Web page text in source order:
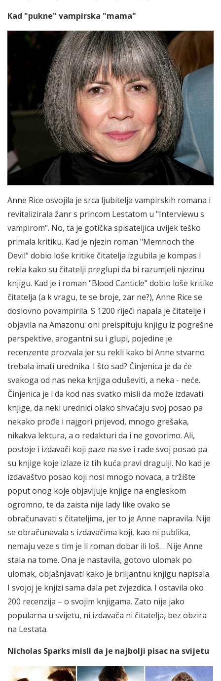
Kad "pukne" vampirska "mama"
Anne Rice osvojila je srca ljubitelja vampirskih romana i
revitalizirala žanr s princom Lestatom u "Interviewu s
vampirom". No, ta je gotička spisateljica uvijek teško
primala kritiku. Kad je njezin roman "Memnoch the
Devil“ dobio loše kritike čitatelja izgubila je kompas i
rekla kako su čitatelji preglupi da bi razumjeli njezinu
knjigu. Kad je i roman "Blood Canticle" dobio loše kritike
čitatelja (a k vragu, te se broje, zar ne?), Anne Rice se
doslovno povampirila. S 1200 riječi napala je čitatelje i
objavila na Amazonu: oni preispituju knjigu iz pogrešne
perspektive, arogantni su i glupi, pojedine je
recenzente prozvala jer su rekli kako bi Anne stvarno
trebala imati urednika. I što sad? Činjenica je da će
svakoga od nas neka knjiga oduševiti, a neka - neće.
Činjenica je i da kod nas svatko misli da može izdavati
knjige, da neki urednici olako shvaćaju svoj posao pa
nekako prođe i najgori prijevod, mnogo grešaka,
nikakva lektura, a o redakturi da i ne govorimo. Ali,
postoje i izdavači koji paze na sve i rade svoj posao pa
su knjige koje izlaze iz tih kuća pravi dragulji. No kad je
izdavaštvo posao koji nosi mnogo novaca, a tržište
poput onog koje objavljuje knjige na engleskom
ogromno, te da zaista nije lady like ovako se
obračunavati s čitateljima, jer to je Anne napravila. Nije
se obračunavala s izdavačima koji, kao ni publika,
nemaju veze s tim je li roman dobar ili loš… Nije Anne
stala na tome. Ona je nastavila, gotovo ulomak po
ulomak, objašnjavati kako je briljantnu knjigu napisala.
I svojoj je knjizi sama dala pet zvjezdica. I ostavila oko
200 recenzija – o svojim knjigama. Zato nije jako
popularna u svijetu, ni izdavača ni čitatelja, bez obzira
na Lestata.
Nicholas Sparks misli da je najbolji pisac na svijetu